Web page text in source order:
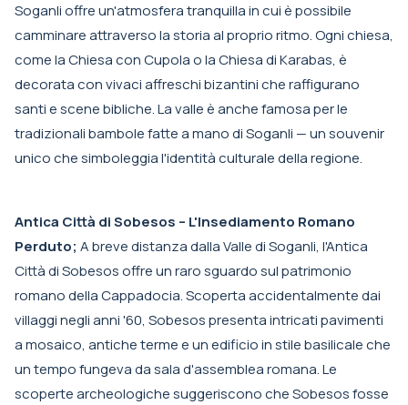
Soganli offre un'atmosfera tranquilla in cui è possibile
camminare attraverso la storia al proprio ritmo. Ogni chiesa,
come la Chiesa con Cupola o la Chiesa di Karabas, è
decorata con vivaci affreschi bizantini che raffigurano
santi e scene bibliche. La valle è anche famosa per le
tradizionali bambole fatte a mano di Soganli — un souvenir
unico che simboleggia l'identità culturale della regione.
Antica Città di Sobesos – L'Insediamento Romano
Perduto; A breve distanza dalla Valle di Soganli, l'Antica
Città di Sobesos offre un raro sguardo sul patrimonio
romano della Cappadocia. Scoperta accidentalmente dai
villaggi negli anni '60, Sobesos presenta intricati pavimenti
a mosaico, antiche terme e un edificio in stile basilicale che
un tempo fungeva da sala d'assemblea romana. Le
scoperte archeologiche suggeriscono che Sobesos fosse